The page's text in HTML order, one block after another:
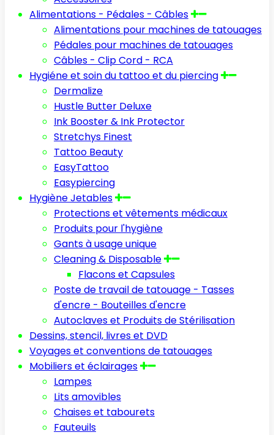
Alimentations - Pédales - Câbles
Alimentations pour machines de tatouages
Pédales pour machines de tatouages
Câbles - Clip Cord - RCA
Hygiéne et soin du tattoo et du piercing
Dermalize
Hustle Butter Deluxe
Ink Booster & Ink Protector
Stretchys Finest
Tattoo Beauty
EasyTattoo
Easypiercing
Hygiène Jetables
Protections et vêtements médicaux
Produits pour l'hygiène
Gants à usage unique
Cleaning & Disposable
Flacons et Capsules
Poste de travail de tatouage - Tasses
d'encre - Bouteilles d'encre
Autoclaves et Produits de Stérilisation
Dessins, stencil, livres et DVD
Voyages et conventions de tatouages
Mobiliers et éclairages
Lampes
Lits amovibles
Chaises et tabourets
Fauteuils